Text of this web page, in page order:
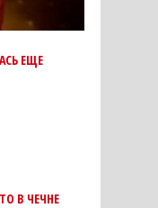
ЕЩЕ
В ЧЕЧНЕ